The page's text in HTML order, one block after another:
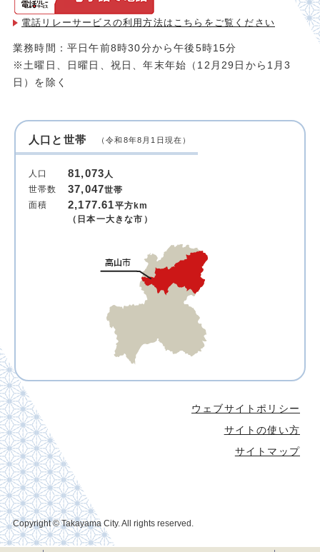
電話リレーサービスの利用方法は こちらをご覧ください
業務時間：平日午前8時30分から午後5時15分
※土曜日、日曜日、祝日、年末年始（12月29日から1月3
日）を除く
人口と世帯 （令和8年8月1日現在）
人口 81,073人
世帯数
37,047世帯
面積
2,177.61平方km
（日本一大きな市）
ウェブサイトポリシー
サイトの使い方
サイトマップ
Copyright © Takayama City. All rights reserved.